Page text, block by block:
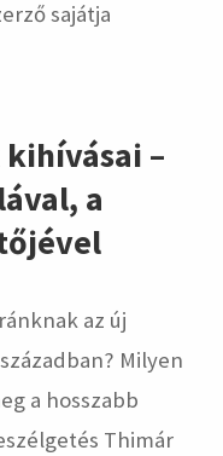
–
a
az új
Milyen
a hosszabb
Thimár